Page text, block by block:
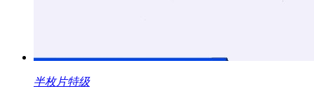
半枚片特级